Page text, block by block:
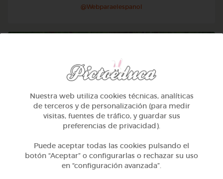
@Webparaelespanol
Otros
Nuestra web utiliza cookies técnicas, analíticas
de terceros y de personalización (para medir
visitas, fuentes de tráfico, y guardar sus
preferencias de privacidad).
Puede aceptar todas las cookies pulsando el
botón “Aceptar” o configurarlas o rechazar su uso
en “configuración avanzada”.